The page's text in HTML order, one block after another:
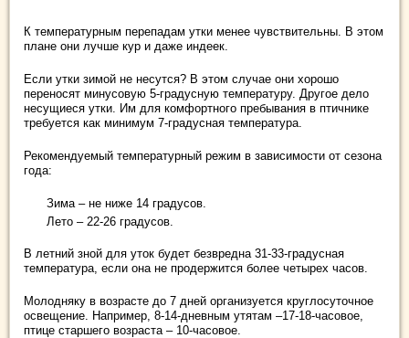
К температурным перепадам утки менее чувствительны. В этом
плане они лучше кур и даже индеек.
Если утки зимой не несутся? В этом случае они хорошо
переносят минусовую 5-градусную температуру. Другое дело
несущиеся утки. Им для комфортного пребывания в птичнике
требуется как минимум 7-градусная температура.
Рекомендуемый температурный режим в зависимости от сезона
года:
Зима – не ниже 14 градусов.
Лето – 22-26 градусов.
В летний зной для уток будет безвредна 31-33-градусная
температура, если она не продержится более четырех часов.
Молодняку в возрасте до 7 дней организуется круглосуточное
освещение. Например, 8-14-дневным утятам –17-18-часовое,
птице старшего возраста – 10-часовое.